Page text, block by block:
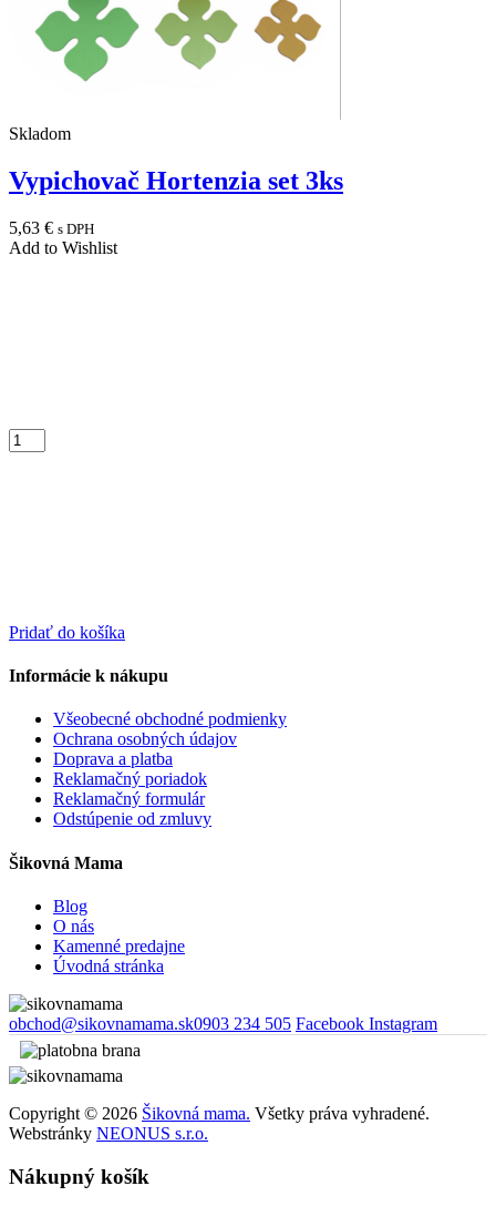
Skladom
Vypichovač Hortenzia set 3ks
5,63 € s DPH
Add to Wishlist
Pridať do košíka
Informácie k nákupu
Všeobecné obchodné podmienky
Ochrana osobných údajov
Doprava a platba
Reklamačný poriadok
Reklamačný formulár
Odstúpenie od zmluvy
Šikovná Mama
Blog
O nás
Kamenné predajne
Úvodná stránka
obchod@sikovnamama.sk0903 234 505 Facebook Instagram
Copyright © 2026 Šikovná mama. Všetky práva vyhradené.
Webstránky NEONUS s.r.o.
Nákupný košík